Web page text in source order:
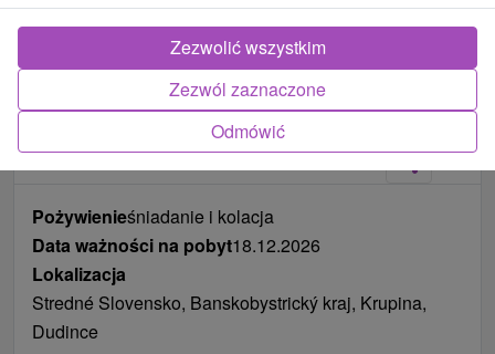
Zdjęcia od klientów
Pożywienieśniadanie i kolacja
Data ważności na pobyt18.12.2026
Lokalizacja
Stredné Slovensko, Banskobystrický kraj, Krupina,
Dudince
Odmówić
Zezwól zaznaczone
Zezwolić wszystkim